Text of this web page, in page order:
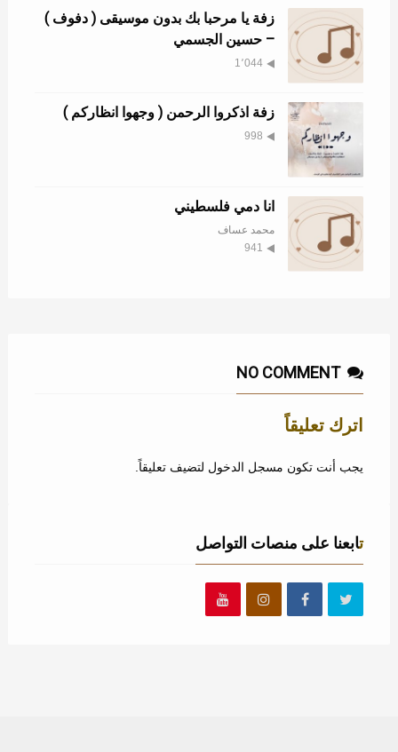
زفة يا مرحبا بك بدون موسيقى ( دفوف )
– حسين الجسمي
1٬044
زفة اذكروا الرحمن ( وجهوا انظاركم )
998
انا دمي فلسطيني
محمد عساف
941
NO COMMENT
اترك تعليقاً
يجب أنت تكون مسجل الدخول لتضيف تعليقاً.
تابعنا على منصات التواصل